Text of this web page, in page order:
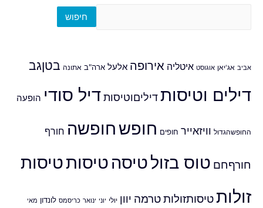
חיפוש
אביב אג'יאן אוגוסט איטליה אירופה אלעל ארה"ב אתונה בטןגב
דילים וטיסותדיליםוטיסותדיל סודי הופעה
החופשהגדול וויזאייר חופים חופשחופשה חורף
חורףחם טוס בזולטיסה טיסותטיסות
זולותטיסותזולותטרמה יוון יולי יוני ינואר כריסמס לונדון מאי